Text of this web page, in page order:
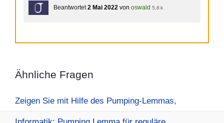
Beantwortet 2 Mai 2022 von oswald 5,8 k
Ähnliche Fragen
Zeigen Sie mit Hilfe des Pumping-Lemmas,